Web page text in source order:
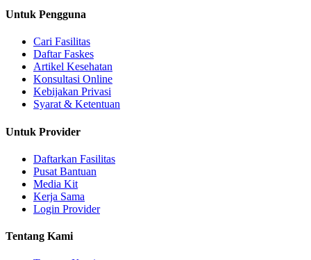
Untuk Pengguna
Cari Fasilitas
Daftar Faskes
Artikel Kesehatan
Konsultasi Online
Kebijakan Privasi
Syarat & Ketentuan
Untuk Provider
Daftarkan Fasilitas
Pusat Bantuan
Media Kit
Kerja Sama
Login Provider
Tentang Kami